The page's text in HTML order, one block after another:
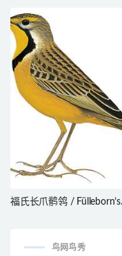
kashmirensis
福氏长爪鹡鸰 / Fülleborn’s
鸟网鸟秀